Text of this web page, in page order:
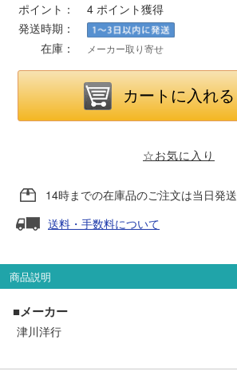
ポポンデッタ
MODEMO(モデモ)
さんけい
天賞堂
セール品・キャンペーン
ポイント：
4 ポイント獲得
発送時期：
在庫：
メーカー取り寄せ
☆お気に入り
14時までの在庫品のご注文は当日発送
送料・手数料について
商品説明
■メーカー
津川洋行